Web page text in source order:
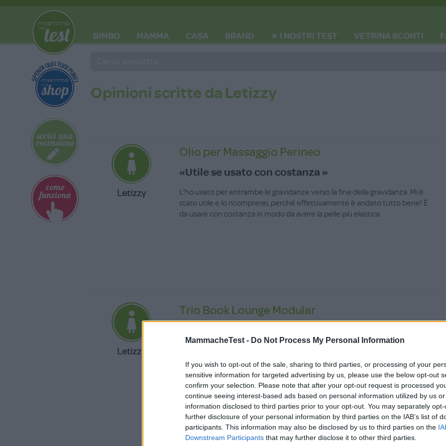
MammacheTest - Do Not Process My Personal Information
If you wish to opt-out of the sale, sharing to third parties, or processing of your
sensitive information for targeted advertising by us, please use the below opt-out
confirm your selection. Please note that after your opt-out request is processed
continue seeing interest-based ads based on personal information utilized by us
information disclosed to third parties prior to your opt-out. You may separately
further disclosure of your personal information by third parties on the IAB’s list of
participants. This information may also be disclosed by us to third parties on the
Downstream Participants that may further disclose it to other third parties.
BIMBO MAMMA CASA BRAND ★ I NOSTRI TEST VETRINA SCONTI
Opinioni scritte da Letizzy
Letizzy
Olio per Massaggio Perineo
«Utile se usato con costanza »
L'ho usato per entrambe le gravidanze verso la fine della gravidanza. Mi è
stato utile e lo ricomprerei, perché effettivamente è andato tutto bene! È
da usare con costanza in modo da avere la pelle più elastica.
Letizzy
Trio Book Lounge Modular
inserire facilmente nel baule della macchina. È facile da chiudere e da aprire
e da trasportare, ma ha un peso abbastanza rilevante, però è bello robusto!
Mi è sembrato un acquisto azzeccato